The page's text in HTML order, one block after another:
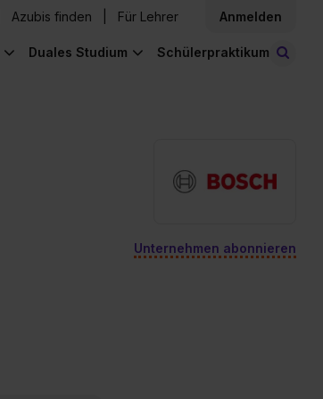
Azubis finden Für Lehrer Anmelden
Duales Studium Schülerpraktikum
Unternehmen abonnieren